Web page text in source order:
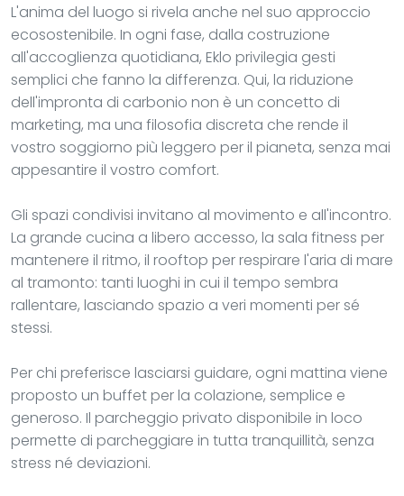
L'anima del luogo si rivela anche nel suo approccio
ecosostenibile. In ogni fase, dalla costruzione
all'accoglienza quotidiana, Eklo privilegia gesti
semplici che fanno la differenza. Qui, la riduzione
dell'impronta di carbonio non è un concetto di
marketing, ma una filosofia discreta che rende il
vostro soggiorno più leggero per il pianeta, senza mai
appesantire il vostro comfort.
Gli spazi condivisi invitano al movimento e all'incontro.
La grande cucina a libero accesso, la sala fitness per
mantenere il ritmo, il rooftop per respirare l'aria di mare
al tramonto: tanti luoghi in cui il tempo sembra
rallentare, lasciando spazio a veri momenti per sé
stessi.
Per chi preferisce lasciarsi guidare, ogni mattina viene
proposto un buffet per la colazione, semplice e
generoso. Il parcheggio privato disponibile in loco
permette di parcheggiare in tutta tranquillità, senza
stress né deviazioni.